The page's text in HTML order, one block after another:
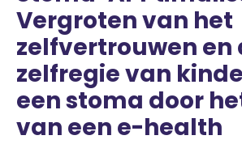
Vergroten van het
zelfvertrouwen en
zelfregie van
een stoma door
van een e-health